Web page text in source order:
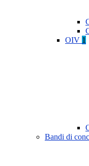
OIV 1
Bandi di